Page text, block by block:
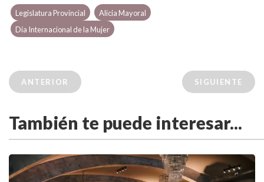
Legislatura Provincial
Alicia Mayoral
Día Internacional de la Mujer
ANTERIOR SIGUIENTE
También te puede interesar...